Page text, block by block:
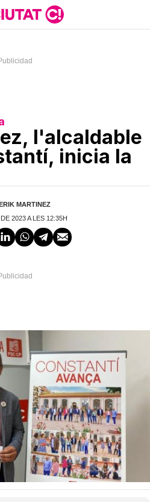
l'alcaldable
inicia la
MARTINEZ
2023 A LES 12:35H